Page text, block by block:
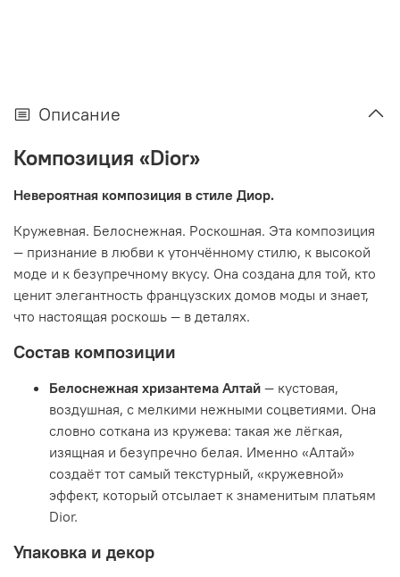
Описание
Композиция «Dior»
Невероятная композиция в стиле Диор.
Кружевная. Белоснежная. Роскошная. Эта композиция
— признание в любви к утончённому стилю, к высокой
моде и к безупречному вкусу. Она создана для той, кто
ценит элегантность французских домов моды и знает,
что настоящая роскошь — в деталях.
Состав композиции
Белоснежная хризантема Алтай — кустовая,
воздушная, с мелкими нежными соцветиями. Она
словно соткана из кружева: такая же лёгкая,
изящная и безупречно белая. Именно «Алтай»
создаёт тот самый текстурный, «кружевной»
эффект, который отсылает к знаменитым платьям
Dior.
Упаковка и декор